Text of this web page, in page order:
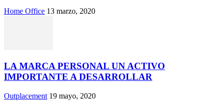
Home Office 13 marzo, 2020
LA MARCA PERSONAL UN ACTIVO
IMPORTANTE A DESARROLLAR
Outplacement 19 mayo, 2020